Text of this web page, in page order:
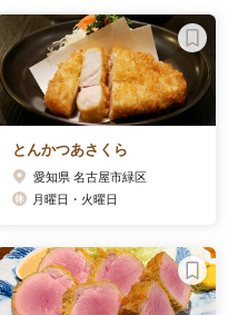
とんかつあさくら
愛知県 名古屋市緑区
月曜日・火曜日